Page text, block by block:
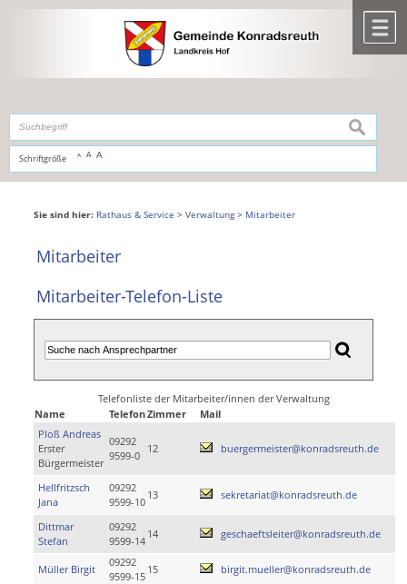
,zur Navigationoderzur Startseitespringen.
Schriftgröße A A A
suchen
Sie sind hier: Rathaus & Service > Verwaltung> Mitarbeiter
Mitarbeiter
Mitarbeiter-Telefon-Liste
Telefonliste der Mitarbeiter/innen der Verwaltung
Name
TelefonZimmer
Mail
Ploß Andreas
Erster
Bürgermeister
09292
9599-0
12 buergermeister@konradsreuth.de
Hellfritzsch
Jana
09292
9599-10
13 sekretariat@konradsreuth.de
Dittmar
Stefan
09292
9599-14
14 geschaeftsleiter@konradsreuth.de
Müller Birgit
09292
9599-15
15 birgit.mueller@konradsreuth.de